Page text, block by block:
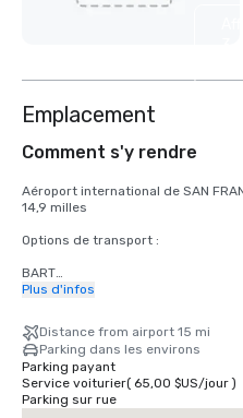
Emplacement
Comment s'y rendre
Aéroport international de SAN
14,9 milles
Options de transport :
BART
Adultes
TRAMWAY
Horaires : du lundi au vendredi de
minuit, le dimanche de 8 h à minuit.
Gratuit
Plus d'infos
Distance from airport 15 mi
Parking dans les environs
Parking payant
Service voiturier( 65,00 $US/jour)
Parking sur rue